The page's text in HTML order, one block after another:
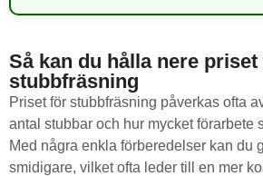
Så kan du hålla nere
stubbfräsning
Priset för stubbfräsning påverkas ofta
antal stubbar och hur mycket förarbete
Med några enkla förberedelser kan du
smidigare, vilket ofta leder till en mer